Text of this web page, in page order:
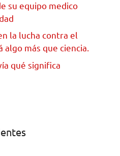
su equipo medico
la lucha contra el
más que ciencia.
qué significa